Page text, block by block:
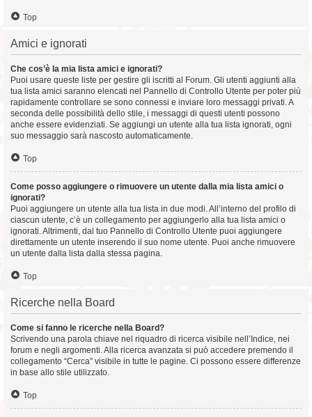
Top
Amici e ignorati
Che cos’è la mia lista amici e ignorati?
Puoi usare queste liste per gestire gli iscritti al Forum. Gli utenti aggiunti alla
tua lista amici saranno elencati nel Pannello di Controllo Utente per poter più
rapidamente controllare se sono connessi e inviare loro messaggi privati. A
seconda delle possibilità dello stile, i messaggi di questi utenti possono
anche essere evidenziati. Se aggiungi un utente alla tua lista ignorati, ogni
suo messaggio sarà nascosto automaticamente.
Top
Come posso aggiungere o rimuovere un utente dalla mia lista amici o
ignorati?
Puoi aggiungere un utente alla tua lista in due modi. All’interno del profilo di
ciascun utente, c’è un collegamento per aggiungerlo alla tua lista amici o
ignorati. Altrimenti, dal tuo Pannello di Controllo Utente puoi aggiungere
direttamente un utente inserendo il suo nome utente. Puoi anche rimuovere
un utente dalla lista dalla stessa pagina.
Top
Ricerche nella Board
Come si fanno le ricerche nella Board?
Scrivendo una parola chiave nel riquadro di ricerca visibile nell’Indice, nei
forum e negli argomenti. Alla ricerca avanzata si può accedere premendo il
collegamento “Cerca” visibile in tutte le pagine. Ci possono essere differenze
in base allo stile utilizzato.
Top